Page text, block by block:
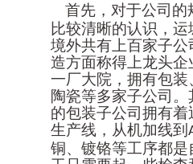
首先，对于公司的
比较清晰的认识，
境外共有上百家子公
造方面称得上龙头
一厂大院，拥有包装
陶瓷等多家子公司
的包装子公司拥有
生产线，从机加线到
铜、镀铬等工序都是